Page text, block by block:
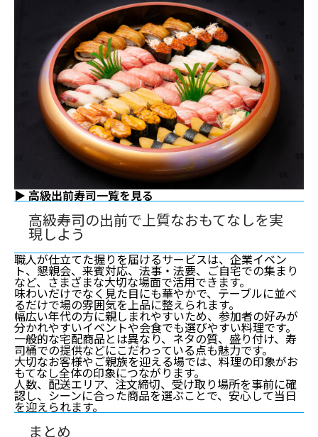
▶ 高級出前寿司一覧を見る
高級寿司の出前で上質なおもてなしを実
現しよう
職人が仕立てた握りを届けるサービスは、企業イベン
ト、懇親会、来賓対応、法事・法要、ご自宅での集まり
など、さまざまな大切な場面で活用できます。
味わいだけでなく見た目にも華やかで、テーブルに並べ
るだけで場の雰囲気を上品に整えられます。
幅広い年代の方に親しまれやすいため、参加者の好みが
分かれやすいイベントや会食でも選びやすい料理です。
一般的な宅配商品とは異なり、ネタの質、盛り付け、寿
司桶での提供などにこだわっている点も魅力です。
大切なお客様やご親族を迎える場では、料理の印象がお
もてなし全体の印象につながります。
人数、配送エリア、注文締切、受け取り場所を事前に確
認し、シーンに合った商品を選ぶことで、安心して当日
を迎えられます。
まとめ